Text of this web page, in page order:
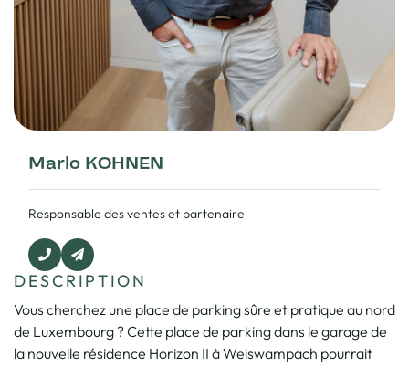
DESCRIPTION
Vous cherchez une place de parking sûre et pratique au nord
de Luxembourg ? Cette place de parking dans le garage de
la nouvelle résidence Horizon II à Weiswampach pourrait
Marlo KOHNEN
Responsable des ventes et partenaire